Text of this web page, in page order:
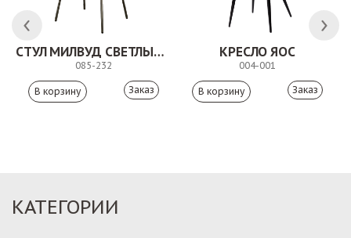
СТУЛ МИЛВУД СВЕТЛЫЙ ШЕЛК
085-232
Заказ
КРЕСЛО ЯОС
004-001
Заказ
КАТЕГОРИИ